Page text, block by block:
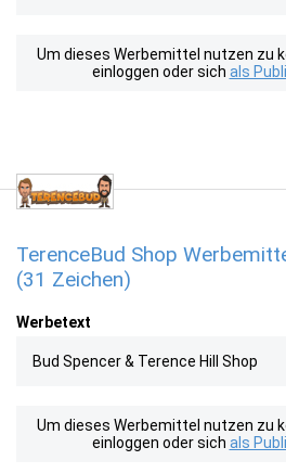
Um dieses Werbemittel nutzen zu
einloggen oder sich als
TerenceBud Shop
(31 Zeichen)
Werbetext
Bud Spencer & Terence Hill Shop
Um dieses Werbemittel nutzen zu
einloggen oder sich als